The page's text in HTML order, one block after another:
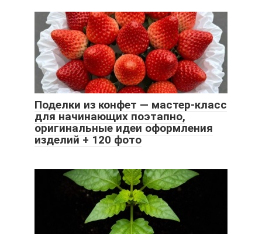
Поделки из конфет — мастер-класс
для начинающих поэтапно,
оригинальные идеи оформления
изделий + 120 фото